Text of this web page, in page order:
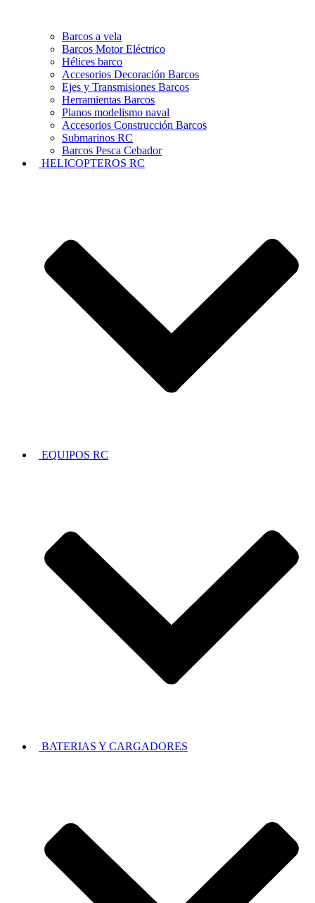
Barcos a vela
Barcos Motor Eléctrico
Hélices barco
Accesorios Decoración Barcos
Ejes y Transmisiones Barcos
Herramientas Barcos
Planos modelismo naval
Accesorios Construcción Barcos
Submarinos RC
Barcos Pesca Cebador
HELICOPTEROS RC
EQUIPOS RC
BATERIAS Y CARGADORES